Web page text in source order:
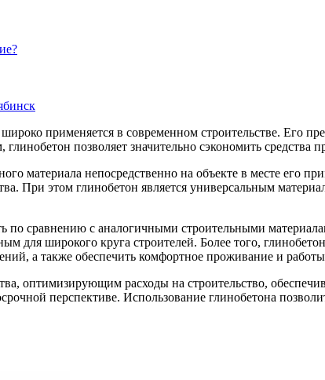
применяется в современном строительстве. Его
позволяет значительно сэкономить средства
материала непосредственно на объекте в месте его
При этом глинобетон является универсальным
сравнению с аналогичными строительными
для широкого круга строителей. Более того,
а также обеспечить комфортное проживание и
оптимизирующим расходы на строительство,
перспективе. Использование глинобетона